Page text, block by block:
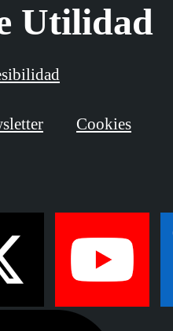
Utilidad
Cookies